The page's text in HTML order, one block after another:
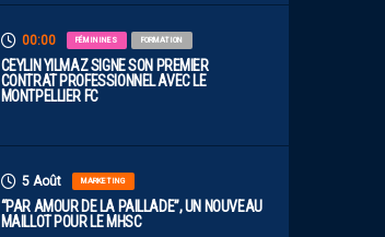
00:00 FÉMININES FORMATION
CEYLIN YILMAZ SIGNE SON PREMIER
CONTRAT PROFESSIONNEL AVEC LE
MONTPELLIER FC
5 Août MARKETING
“PAR AMOUR DE LA PAILLADE”, UN NOUVEAU
MAILLOT POUR LE MHSC